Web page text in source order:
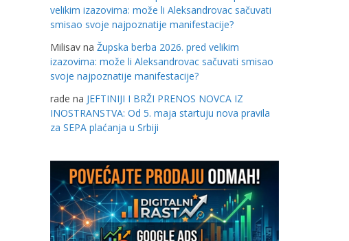
velikim izazovima: može li Aleksandrovac sačuvati
smisao svoje najpoznatije manifestacije?
Milisav na Župska berba 2026. pred velikim
izazovima: može li Aleksandrovac sačuvati smisao
svoje najpoznatije manifestacije?
rade na JEFTINIJI I BRŽI PRENOS NOVCA IZ
INOSTRANSTVA: Od 5. maja startuju nova pravila
za SEPA plaćanja u Srbiji